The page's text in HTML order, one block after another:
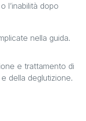
l’inabilità dopo
nella guida.
e trattamento di
della deglutizione.